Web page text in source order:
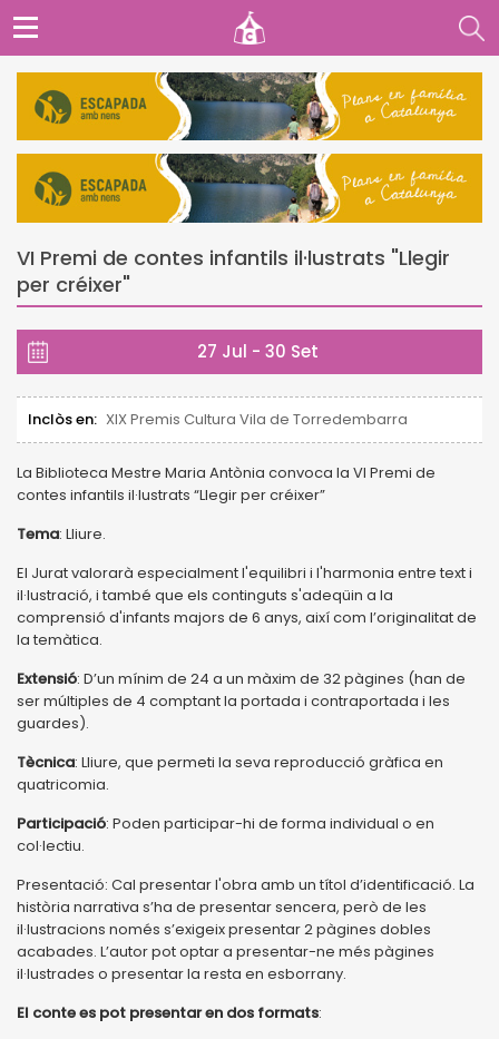
VI Premi de contes infantils il·lustrats "Llegir
per créixer"
27 Jul - 30 Set
Inclòs en: XIX Premis Cultura Vila de Torredembarra
La Biblioteca Mestre Maria Antònia convoca la VI Premi de
contes infantils il·lustrats “Llegir per créixer”
Tema: Lliure.
El Jurat valorarà especialment l'equilibri i l'harmonia entre text i
il·lustració, i també que els continguts s'adeqüin a la
comprensió d'infants majors de 6 anys, així com l’originalitat de
la temàtica.
Extensió: D’un mínim de 24 a un màxim de 32 pàgines (han de
ser múltiples de 4 comptant la portada i contraportada i les
guardes).
Tècnica: Lliure, que permeti la seva reproducció gràfica en
quatricomia.
Participació: Poden participar-hi de forma individual o en
col·lectiu.
Presentació: Cal presentar l'obra amb un títol d’identificació. La
història narrativa s’ha de presentar sencera, però de les
il·lustracions només s’exigeix presentar 2 pàgines dobles
acabades. L’autor pot optar a presentar-ne més pàgines
il·lustrades o presentar la resta en esborrany.
El conte es pot presentar en dos formats: